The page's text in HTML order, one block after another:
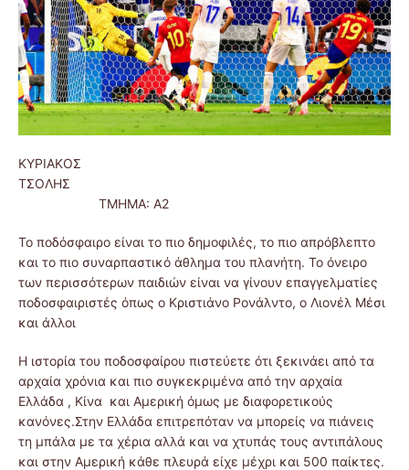
ΚΥΡΙΑΚΟΣ
ΤΣΟΛΗΣ
ΤΜΗΜΑ: Α2
Το ποδόσφαιρο είναι το πιο δημοφιλές, το πιο απρόβλεπτο
και το πιο συναρπαστικό άθλημα του πλανήτη. Το όνειρο
των περισσότερων παιδιών είναι να γίνουν επαγγελματίες
ποδοσφαιριστές όπως ο Κριστιάνο Ρονάλντο, ο Λιονέλ Μέσι
και άλλοι
Η ιστορία του ποδοσφαίρου πιστεύετε ότι ξεκινάει από τα
αρχαία χρόνια και πιο συγκεκριμένα από την αρχαία
Ελλάδα , Κίνα και Αμερική όμως με διαφορετικούς
κανόνες.Στην Ελλάδα επιτρεπόταν να μπορείς να πιάνεις
τη μπάλα με τα χέρια αλλά και να χτυπάς τους αντιπάλους
και στην Αμερική κάθε πλευρά είχε μέχρι και 500 παίκτες.